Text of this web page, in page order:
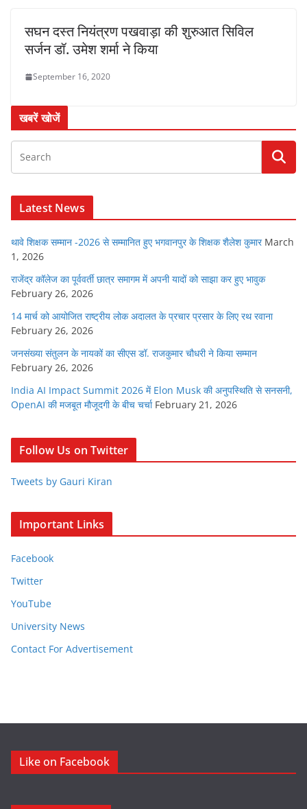
सघन दस्त नियंत्रण पखवाड़ा की शुरुआत सिविल
सर्जन डॉ. उमेश शर्मा ने किया
September 16, 2020
खबरें खोजें
Latest News
थावे शिक्षक सम्मान -2026 से सम्मानित हुए भगवानपुर के शिक्षक शैलेश कुमार March
1, 2026
राजेंद्र कॉलेज का पूर्ववर्ती छात्र समागम में अपनी यादों को साझा कर हुए भावुक
February 26, 2026
14 मार्च को आयोजित राष्ट्रीय लोक अदालत के प्रचार प्रसार के लिए रथ रवाना
February 26, 2026
जनसंख्या संतुलन के नायकों का सीएस डॉ. राजकुमार चौधरी ने किया सम्मान
February 26, 2026
India AI Impact Summit 2026 में Elon Musk की अनुपस्थिति से सनसनी,
OpenAI की मजबूत मौजूदगी के बीच चर्चा February 21, 2026
Follow Us on Twitter
Tweets by Gauri Kiran
Important Links
Facebook
Twitter
YouTube
University News
Contact For Advertisement
Like on Facebook